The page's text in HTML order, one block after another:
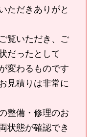
ただきありがと
覧いただき、ご
だったとして
変わるものです
見積りは非常に
整備・修理のお
状態が確認でき